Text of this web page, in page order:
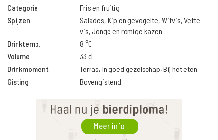
Categorie
Fris en fruitig
Spijzen
Salades, Kip en gevogelte, Witvis, Vette
vis, Jonge en romige kazen
Drinktemp.
8 °C
Volume
33 cl
Drinkmoment
Terras, In goed gezelschap, Bij het eten
Gisting
Bovengistend